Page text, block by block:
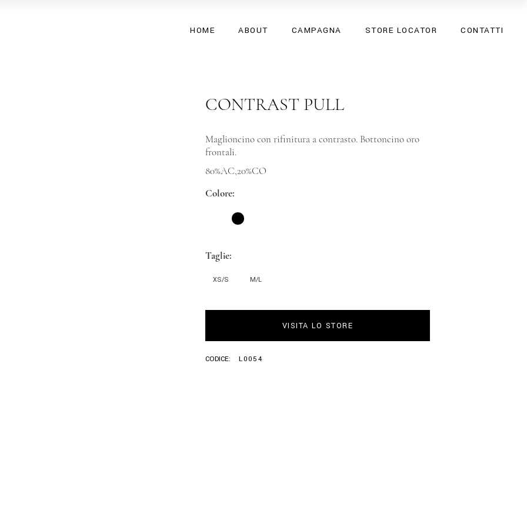
HOME ABOUT CAMPAGNA
SPRING SUMMER 25
STORE LOCATOR CONTATTI
CONTRAST PULL
Maglioncino con rifinitura a contrasto. Bottoncino oro
frontali.
80%AC,20%CO
Colore
Taglie
XS/S M/L
VISITA LO STORE
CODICE: L0054